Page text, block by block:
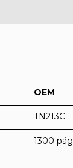
OEM
TN213C
1300 pág